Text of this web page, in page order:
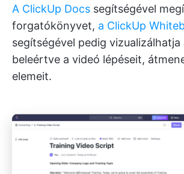
A ClickUp Docs segítségével
forgatókönyvet, a ClickUp
segítségével pedig
beleértve a videó lépéseit,
elemeit.